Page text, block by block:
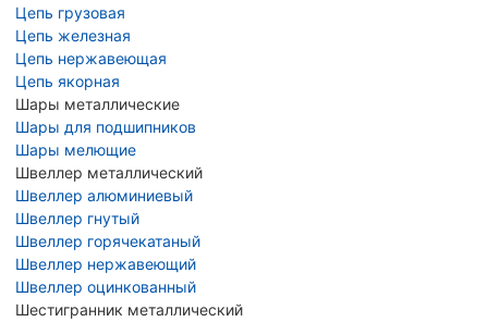
Цепь грузовая
Цепь железная
Цепь нержавеющая
Цепь якорная
Шары металлические
Шары для подшипников
Шары мелющие
Швеллер металлический
Швеллер алюминиевый
Швеллер гнутый
Швеллер горячекатаный
Швеллер нержавеющий
Швеллер оцинкованный
Шестигранник металлический